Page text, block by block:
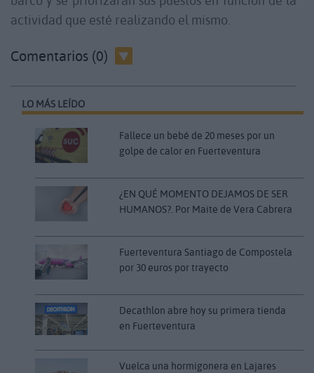
actividad que esté realizando el mismo.
Comentarios (0)
LO MÁS LEÍDO
Fallece un bebé de 20 meses por un
golpe de calor en Fuerteventura
¿EN QUÉ MOMENTO DEJAMOS DE SER
HUMANOS?. Por Maite de Vera Cabrera
Fuerteventura Santiago de Compostela
por 30 euros por trayecto
Decathlon abre hoy su primera tienda
en Fuerteventura
Vuelca una hormigonera en Lajares